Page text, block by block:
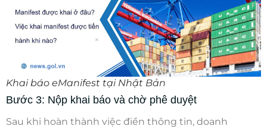
Khai báo eManifest tại Nhật Bản
Bước 3: Nộp khai báo và chờ phê duyệt
Sau khi hoàn thành việc điền thông tin, doanh